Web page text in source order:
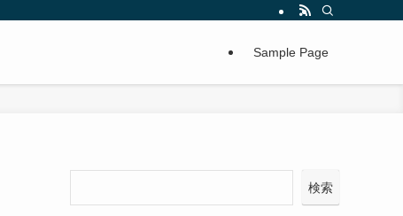
Sample Page
検索